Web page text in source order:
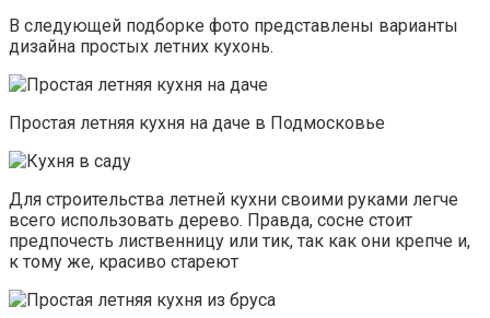
В следующей подборке фото представлены варианты
дизайна простых летних кухонь.
Простая летняя кухня на даче в Подмосковье
Для строительства летней кухни своими руками легче
всего использовать дерево. Правда, сосне стоит
предпочесть лиственницу или тик, так как они крепче и,
к тому же, красиво стареют